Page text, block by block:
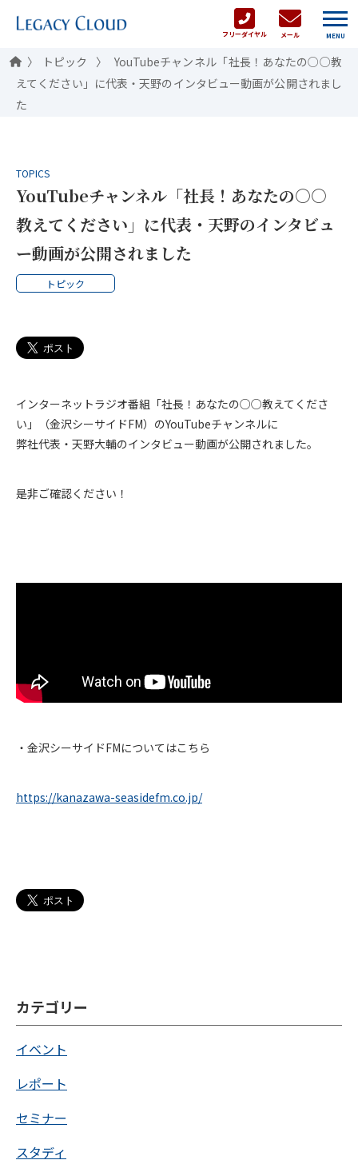
フリーダイヤル メール MENU
トピック
YouTubeチャンネル「社長！あなたの○○教
えてください」に代表・天野のインタビュー動画が公開されまし
た
TOPICS
YouTubeチャンネル「社長！あなたの○○
教えてください」に代表・天野のインタビュ
ー動画が公開されました
トピック
インターネットラジオ番組「社長！あなたの○○教えてくださ
い」（金沢シーサイドFM）のYouTubeチャンネルに
弊社代表・天野大輔のインタビュー動画が公開されました。
是非ご確認ください！
・金沢シーサイドFMについてはこちら
https://kanazawa-seasidefm.co.jp/
カテゴリー
イベント
レポート
セミナー
スタディ